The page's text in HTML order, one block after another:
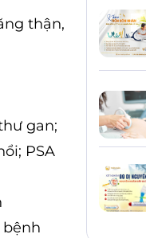
thận,
gan;
PSA